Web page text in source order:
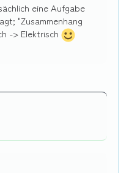
eine Aufgabe
"Zusammenhang
-> Elektrisch